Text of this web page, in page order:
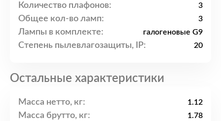
Количество плафонов: 3
Общее кол-во ламп: 3
Лампы в комплекте: галогеновые G9
Степень пылевлагозащиты, IP: 20
Остальные характеристики
Масса нетто, кг: 1.12
Масса брутто, кг: 1.78